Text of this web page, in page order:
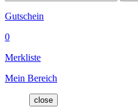
Gutschein
0
Merkliste
Mein Bereich
close